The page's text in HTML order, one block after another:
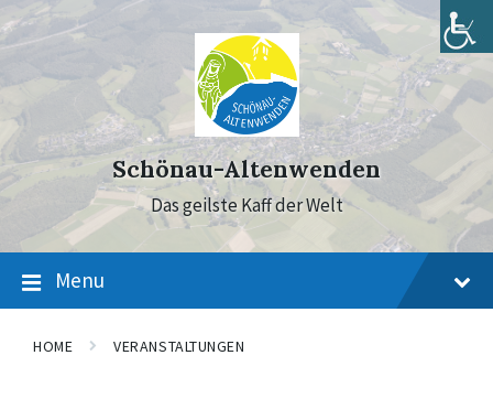
to
content
to
main
navigation
to
footer
Schönau-Altenwenden
Das geilste Kaff der Welt
Menu
HOME VERANSTALTUNGEN